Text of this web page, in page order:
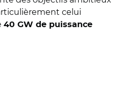
celui
40 GW de puissance